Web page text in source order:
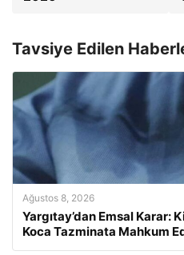
Tavsiye Edilen
Ağustos 8, 2026
Yargıtay’dan Emsal Karar:
Koca Tazminata Mahkum